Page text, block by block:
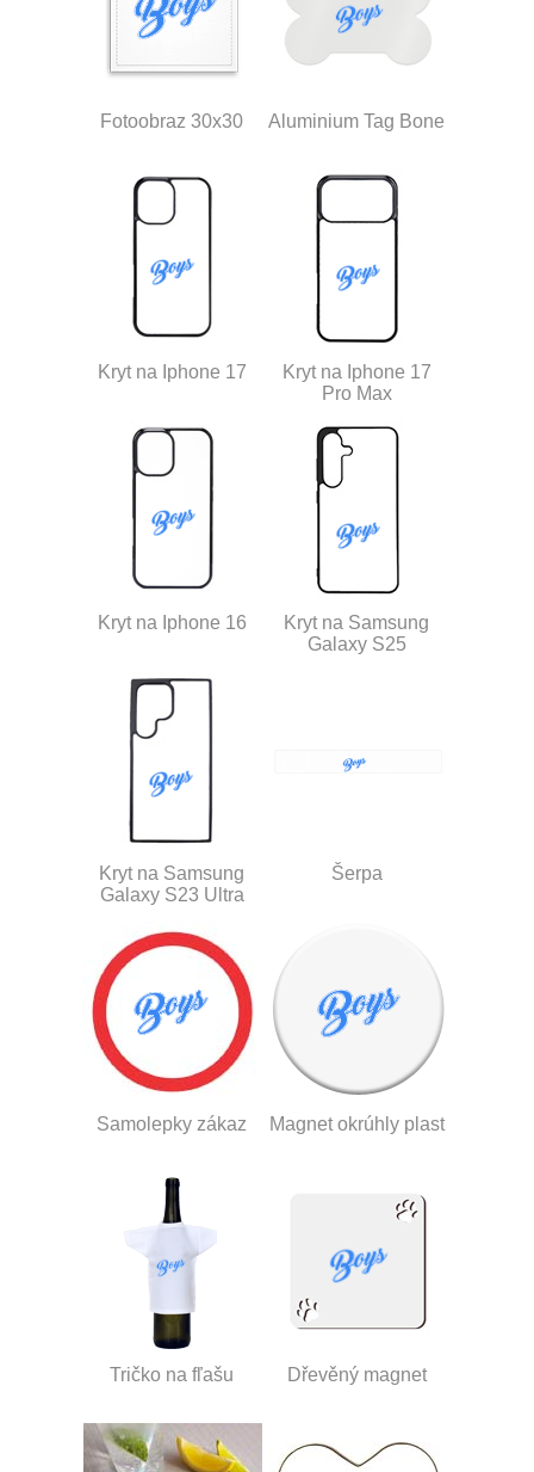
Fotoobraz 30x30 Aluminium Tag Bone
Kryt na Iphone 17
Kryt na Iphone 17
Pro Max
Kryt na Iphone 16
Kryt na Samsung
Galaxy S25
Kryt na Samsung
Galaxy S23 Ultra
Šerpa
Samolepky zákaz Magnet okrúhly plast
Tričko na fľašu Dřevěný magnet